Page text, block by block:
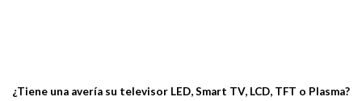
¿Tiene una avería su televisor LED, Smart TV, LCD, TFT o Plasma?